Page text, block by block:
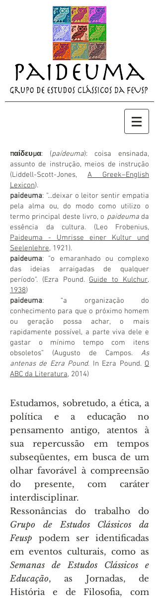
παίδευμα: (paídeuma): coisa ensinada,
assunto de instrução, meios de instrução
(Liddell-Scott-Jones, A Greek–English
Lexicon).
paideuma: "...deixar o leitor sentir empatia
pela alma ou, do modo como utilizo o
termo principal deste livro, o paideumada
essência da cultura. (Leo Frobenius,
Paideuma - Umrisse einer Kultur und
Seelenlehre, 1921).
paideuma: "o emaranhado ou complexo
das ideias arraigadas de qualquer
período". (Ezra Pound. Guide to Kulchur,
1938)
paideuma: “a organização do
conhecimento para que o próximo homem
ou geração possa achar, o mais
rapidamente possível, a parte viva dele e
gastar o mínimo tempo com itens
obsoletos” (Augusto de Campos. As
antenas de Ezra Pound. In Ezra Pound. O
ABC da Literatura, 2014)
Estudamos, sobretudo, a ética, a
política e a educação no
pensamento antigo, atentos à
sua repercussão em tempos
subseqüentes, em busca de um
olhar favorável à compreensão
do presente, com caráter
interdisciplinar.
Ressonâncias do trabalho do
Grupo de Estudos Clássicos da
Feusp podem ser identificadas
em eventos culturais, como as
Semanas de Estudos Clássicos e
Educação, as Jornadas, de
História e de Filosofia, com